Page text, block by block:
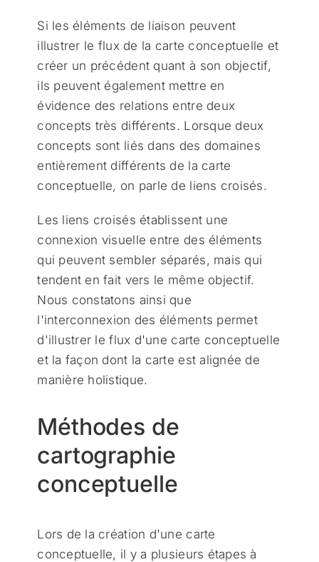
Si les éléments de liaison peuvent
illustrer le flux de la carte conceptuelle et
créer un précédent quant à son objectif,
ils peuvent également mettre en
évidence des relations entre deux
concepts très différents. Lorsque deux
concepts sont liés dans des domaines
entièrement différents de la carte
conceptuelle, on parle de liens croisés.
Les liens croisés établissent une
connexion visuelle entre des éléments
qui peuvent sembler séparés, mais qui
tendent en fait vers le même objectif.
Nous constatons ainsi que
l'interconnexion des éléments permet
d'illustrer le flux d'une carte conceptuelle
et la façon dont la carte est alignée de
manière holistique.
Méthodes de
cartographie
conceptuelle
Lors de la création d'une carte
conceptuelle, il y a plusieurs étapes à